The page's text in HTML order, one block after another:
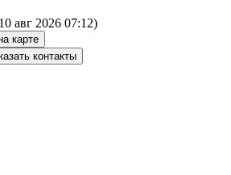
авг 2026 07:12)
карте
контакты